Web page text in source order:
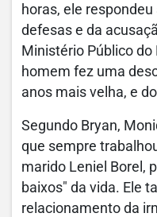
horas, ele
defesas e da
Ministério Público do
homem fez uma
anos mais velha, e
Segundo Bryan,
que sempre
marido Leniel Borel,
baixos" da vida. Ele
relacionamento da